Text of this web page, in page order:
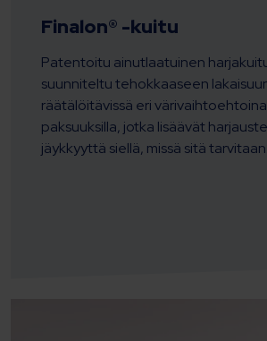
Finalon® -kuitu
Patentoitu ainutlaatuinen
suunniteltu tehokkaaseen
räätälöitävissä eri
paksuuksilla, jotka lisäävät
jäykkyyttä siellä, missä sitä tarvitaan.